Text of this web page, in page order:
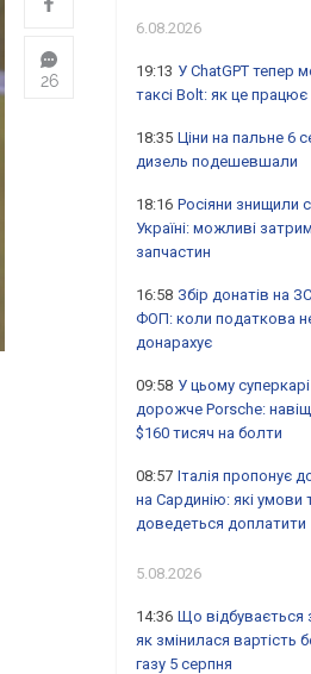
26
6.08.2026
19:13 У ChatGPT тепер
таксі Bolt: як це працює
18:35 Ціни на пальне 6
дизель подешевшали
18:16 Росіяни знищили
Україні: можливі
запчастин
16:58 Збір донатів на
ФОП: коли податкова
донарахує
09:58 У цьому
дорожче Porsche:
$160 тисяч на болти
08:57 Італія пропонує
на Сардинію: які умови
доведеться доплатити
5.08.2026
14:36 Що відбувається
як змінилася вартість
газу 5 серпня